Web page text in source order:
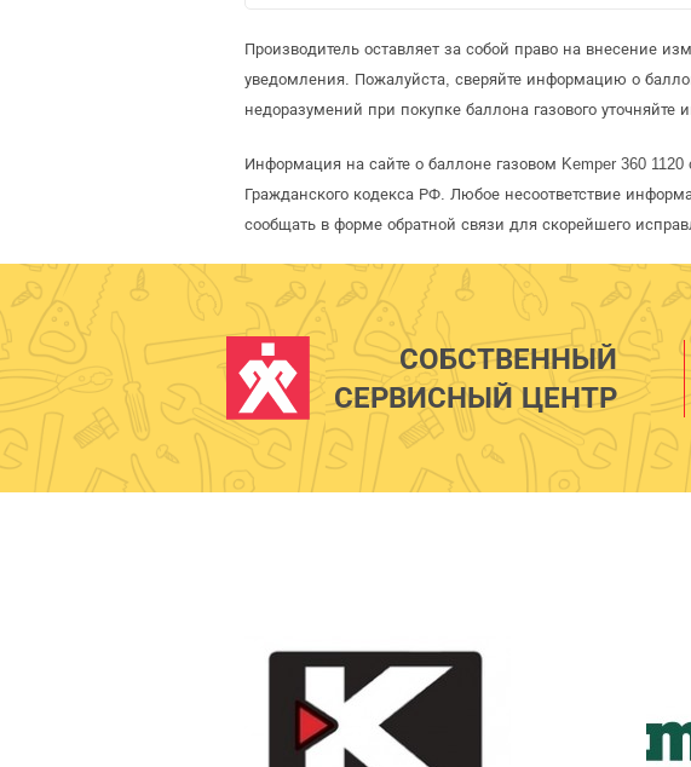
Производитель оставляет за собой право на внесение
уведомления. Пожалуйста, сверяйте информацию о
недоразумений при покупке баллона газового уточняйте
Информация на сайте о баллоне газовом Kemper 360
Гражданского кодекса РФ. Любое несоответствие
сообщать в форме обратной связи для скорейшего
СОБСТВЕННЫЙ
СЕРВИСНЫЙ ЦЕНТР